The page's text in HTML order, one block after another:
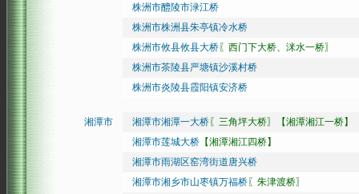
株洲市醴陵市渌江桥
株洲市株洲县朱亭镇冷水桥
株洲市攸县攸县大桥 〖西门下大桥、洣水一桥〗
株洲市茶陵县严塘镇沙溪村桥
株洲市炎陵县霞阳镇安济桥
湘潭市 湘潭市湘潭一大桥 〖三角坪大桥〗【湘潭湘江一桥】
湘潭市莲城大桥 【湘潭湘江四桥】
湘潭市雨湖区窑湾街道唐兴桥
湘潭市湘乡市山枣镇万福桥 〖朱津渡桥〗